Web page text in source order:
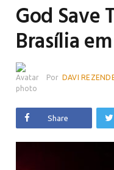
God Save
Brasília
Por DAVI
Share